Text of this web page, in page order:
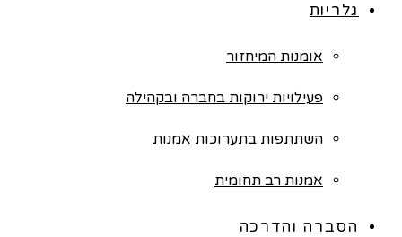
גלריות
אומנות המיחזור
פעילויות ירוקות בחברה ובקהילה
השתתפות בתערוכות אמנות
אמנות רב תחומית
הסברה והדרכה